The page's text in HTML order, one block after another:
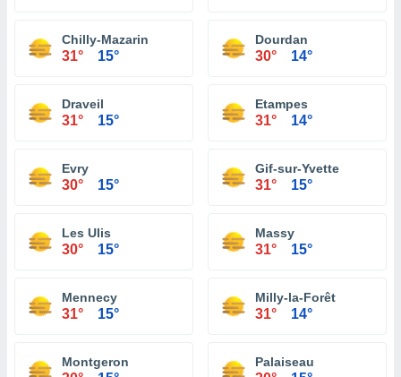
Chilly-Mazarin
31° 15°
Dourdan
30° 14°
Draveil
31° 15°
Etampes
31° 14°
Evry
30° 15°
Gif-sur-Yvette
31° 15°
Les Ulis
30° 15°
Massy
31° 15°
Mennecy
31° 15°
Milly-la-Forêt
31° 14°
Montgeron Palaiseau